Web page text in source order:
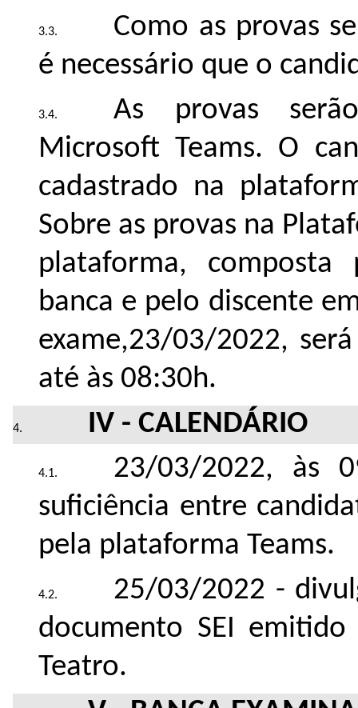
Como as provas
é necessário que o
As provas
Microsoft Teams. O
cadastrado na
Sobre as provas na
plataforma, composta
banca e pelo discente
exame,23/03/2022,
até às 08:30h.
IV - CALENDÁRIO
23/03/2022, às
suficiência entre
pela plataforma Teams.
25/03/2022 -
documento SEI
Teatro.